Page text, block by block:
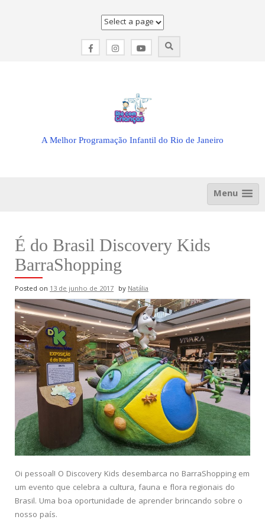
A Melhor Programação Infantil do Rio de Janeiro
Menu
É do Brasil Discovery Kids
BarraShopping
Posted on 13 de junho de 2017 byNatália
Oi pessoal! O Discovery Kids desembarca no BarraShopping em
um evento que celebra a cultura, fauna e flora regionais do
Brasil. Uma boa oportunidade de aprender brincando sobre o
nosso país.